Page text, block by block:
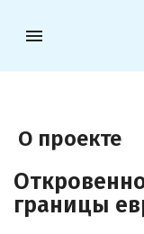
menu
О проекте
границы